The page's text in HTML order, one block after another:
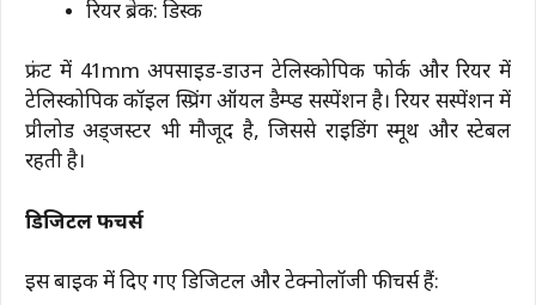
रियर ब्रेक: डिस्क
फ्रंट में 41mm अपसाइड-डाउन टेलिस्कोपिक फोर्क और रियर में
टेलिस्कोपिक कॉइल स्प्रिंग ऑयल डैम्प्ड सस्पेंशन है। रियर सस्पेंशन में
प्रीलोड अड्जस्टर भी मौजूद है, जिससे राइडिंग स्मूथ और स्टेबल
रहती है।
डिजिटल फीचर्स
इस बाइक में दिए गए डिजिटल और टेक्नोलॉजी फीचर्स हैं: